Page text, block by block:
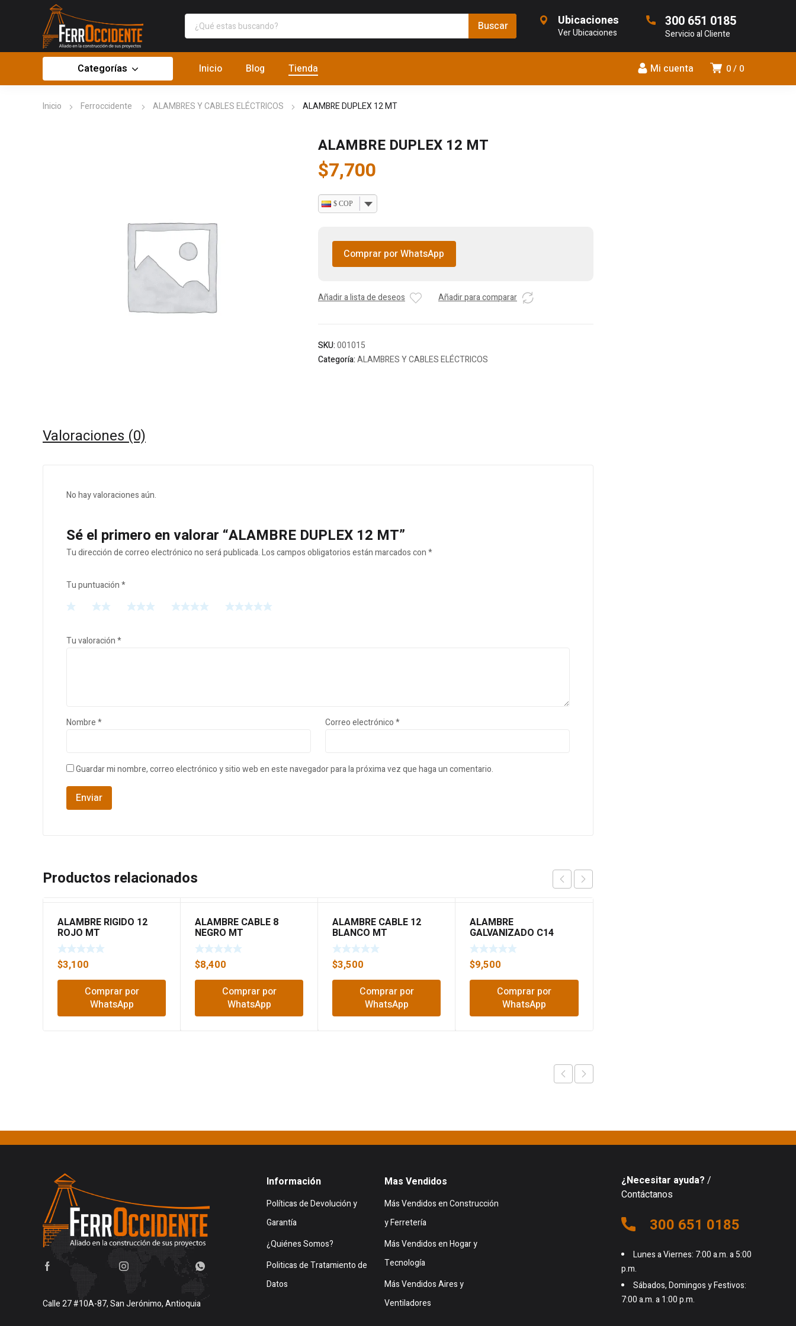
Ubicaciones
Ver Ubicaciones
300 651 0185
Servicio al Cliente
0 0
Mi cuenta
Categorías Inicio Blog Tienda
Inicio Ferroccidente ALAMBRES Y CABLES ELÉCTRICOS ALAMBRE DUPLEX 12 MT
ALAMBRE DUPLEX 12 MT
$7,700
$ COP
Comprar por WhatsApp
Añadir a lista de deseos Añadir para comparar
SKU:001015
Categoría:ALAMBRES Y CABLES ELÉCTRICOS
Valoraciones (0)
No hay valoraciones aún.
Sé el primero en valorar “ALAMBRE DUPLEX 12 MT”
Tu dirección de correo electrónico no será publicada.Los campos obligatorios están marcados con*
Tu puntuación*
Tu valoración*
Nombre* Correo electrónico*
Guardar mi nombre, correo electrónico y sitio web en este navegador para la próxima vez que haga un comentario.
Productos relacionados
ALAMBRE RIGIDO 12
ROJO MT
$3,100
Comprar por
WhatsApp
ALAMBRE CABLE 8
NEGRO MT
$8,400
Comprar por
WhatsApp
ALAMBRE CABLE 12
BLANCO MT
$3,500
Comprar por
WhatsApp
ALAMBRE
GALVANIZADO C14
$9,500
Comprar por
WhatsApp
Calle 27 #10A-87, San Jerónimo, Antioquia
Información
Políticas de Devolución y
Garantía
¿Quiénes Somos?
Politicas de Tratamiento de
Datos
Mas Vendidos
Más Vendidos en Construcción
y Ferretería
Más Vendidos en Hogar y
Tecnología
Más Vendidos Aires y
Ventiladores
¿Necesitar ayuda? /
Contáctanos
300 651 0185
Lunes a Viernes: 7:00 a.m. a 5:00
p.m.
Sábados, Domingos y Festivos:
7:00 a.m. a 1:00 p.m.